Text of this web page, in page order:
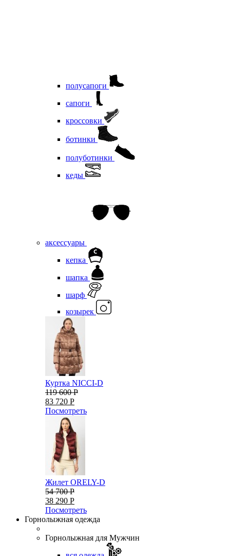
полусапоги
сапоги
кроссовки
ботинки
полуботинки
кеды
аксессуары
кепка
шапка
шарф
козырек
Куртка NICCI-D
119 600 Р
83 720 Р
Посмотреть
Жилет ORELY-D
54 700 Р
38 290 Р
Посмотреть
Горнолыжная одежда
Горнолыжная для Мужчин